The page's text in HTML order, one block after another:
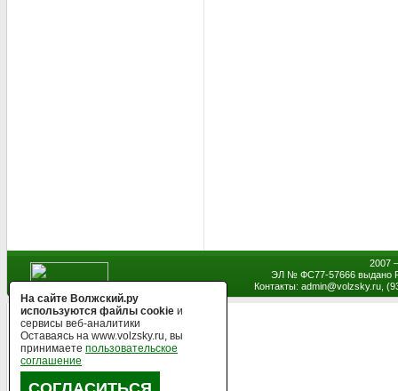
2007
ЭЛ № ФС77-57666 выдано
Контакты: admin@volzsky.ru,
На сайте Волжский.ру
используются файлы cookie и
сервисы веб-аналитики
Оставаясь на www.volzsky.ru, вы
принимаете пользовательское
соглашение